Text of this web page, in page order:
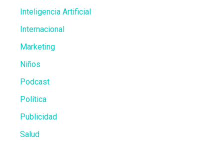
Inteligencia Artificial
Internacional
Marketing
Niños
Podcast
Política
Publicidad
Salud